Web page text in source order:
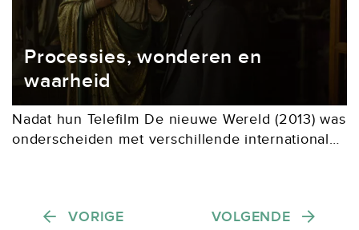
Processies, wonderen en
waarheid
Nadat hun Telefilm De nieuwe Wereld (2013) was
onderscheiden met verschillende internationale
Berichten paginering
VORIGE VOLGENDE